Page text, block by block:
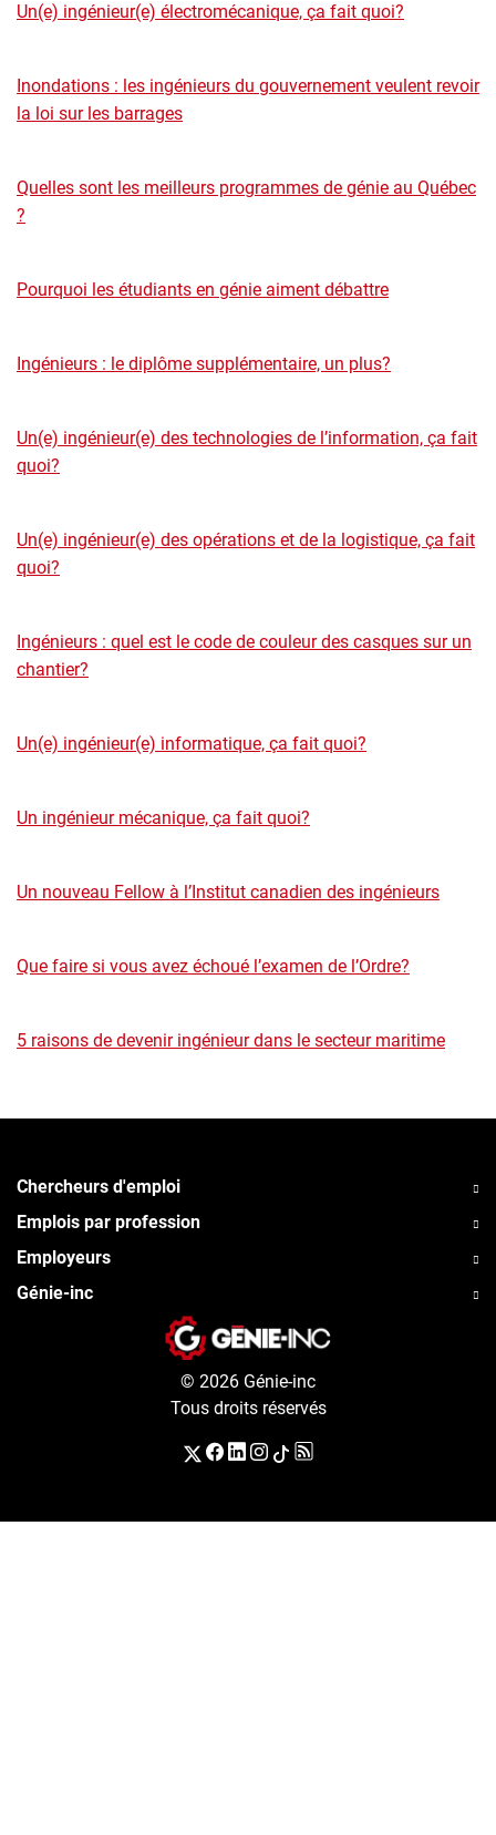
Un(e) ingénieur(e) électromécanique, ça fait quoi?
Inondations : les ingénieurs du gouvernement veulent revoir
la loi sur les barrages
Quelles sont les meilleurs programmes de génie au Québec
?
Pourquoi les étudiants en génie aiment débattre
Ingénieurs : le diplôme supplémentaire, un plus?
Un(e) ingénieur(e) des technologies de l’information, ça fait
quoi?
Un(e) ingénieur(e) des opérations et de la logistique, ça fait
quoi?
Ingénieurs : quel est le code de couleur des casques sur un
chantier?
Un(e) ingénieur(e) informatique, ça fait quoi?
Un ingénieur mécanique, ça fait quoi?
Un nouveau Fellow à l’Institut canadien des ingénieurs
Que faire si vous avez échoué l’examen de l’Ordre?
5 raisons de devenir ingénieur dans le secteur maritime
Chercheurs d'emploi
Emplois par profession
Employeurs
Génie-inc
© 2026 Génie-inc
Tous droits réservés